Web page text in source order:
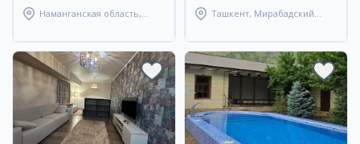
Наманганская область,
Ташкент, Мирабадский